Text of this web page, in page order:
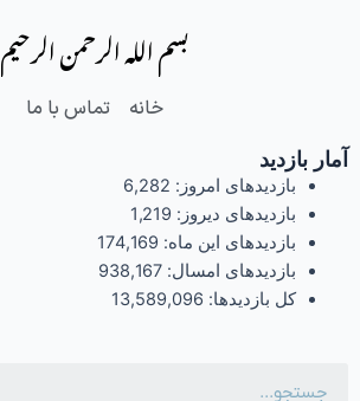
بسم الله الرحمن الرحیم
خانه تماس با ما
آمار بازدید
بازدیدهای امروز: 6,282
بازدیدهای دیروز: 1,219
بازدیدهای این ماه: 174,169
بازدیدهای امسال: 938,167
کل بازدیدها: 13,589,096